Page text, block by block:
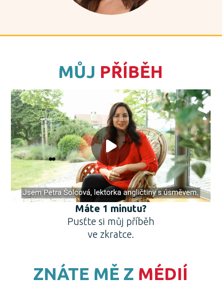
MŮJ PŘÍBĚH
Máte 1 minutu?
Pusťte si můj příběh
ve zkratce.
ZNÁTE MĚ Z MÉDIÍ